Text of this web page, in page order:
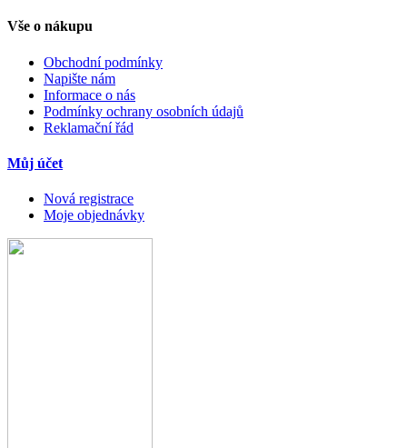
Vše o nákupu
Obchodní podmínky
Napište nám
Informace o nás
Podmínky ochrany osobních údajů
Reklamační řád
Můj účet
Nová registrace
Moje objednávky